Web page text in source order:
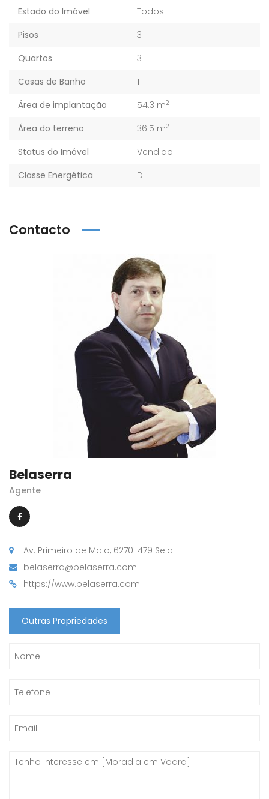
Estado do Imóvel
Todos
Pisos
3
Quartos
3
Casas de Banho
1
Área de implantação
54.3 m2
Área do terreno 36.5 m2
Status do Imóvel
Vendido
Classe Energética
D
Contacto
Belaserra
Agente
Av. Primeiro de Maio, 6270-479 Seia
belaserra@belaserra.com
https://www.belaserra.com
Outras Propriedades